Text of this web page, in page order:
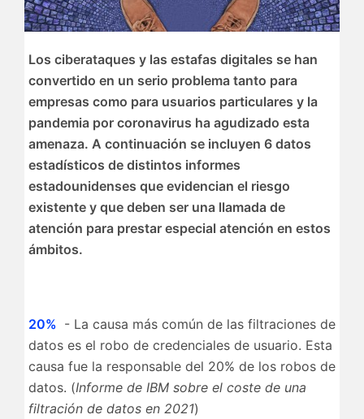
Los ciberataques y las estafas digitales se han
convertido en un serio problema tanto para
empresas como para usuarios particulares y la
pandemia por coronavirus ha agudizado esta
amenaza. A continuación se incluyen 6 datos
estadísticos de distintos informes
estadounidenses que evidencian el riesgo
existente y que deben ser una llamada de
atención para prestar especial atención en estos
ámbitos.
20% - La causa más común de las filtraciones de
datos es el robo de credenciales de usuario. Esta
causa fue la responsable del 20% de los robos de
datos. (Informe de IBM sobre el coste de una
filtración de datos en 2021)